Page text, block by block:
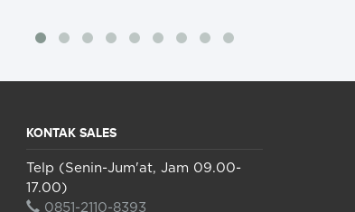
KONTAK SALES
Telp (Senin-Jum'at, Jam 09.00-
17.00)
0851-2110-8393